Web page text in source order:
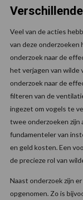
Veel van de acties
van deze
onderzoek naar de
het verjagen van wilde
onderzoek naar de
filteren van de
ingezet om vogels te
twee onderzoeken zijn
fundamenteler van
en geld kosten. Een
de precieze rol van
Naast onderzoek zijn
opgenomen. Zo is